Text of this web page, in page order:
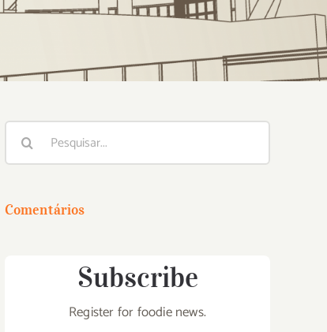
Buscar
resultados
Comentários
Subscribe
Register for foodie news.